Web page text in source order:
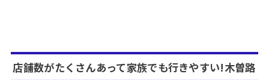
店舗数がたくさんあって家族でも行きやすい!木曽路